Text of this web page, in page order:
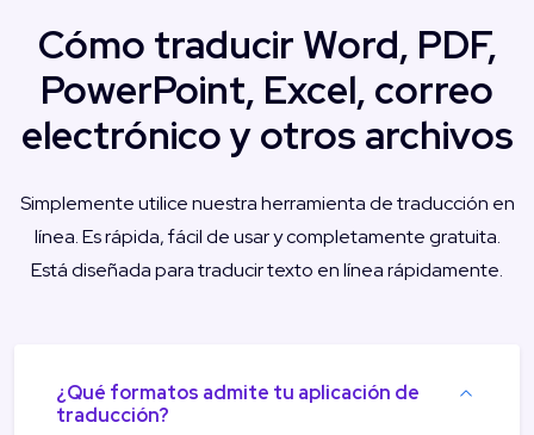
Cómo traducir Word, PDF,
PowerPoint, Excel, correo
electrónico y otros archivos
Simplemente utilice nuestra herramienta de traducción en
línea. Es rápida, fácil de usar y completamente gratuita.
Está diseñada para traducir texto en línea rápidamente.
¿Qué formatos admite tu aplicación de
traducción?